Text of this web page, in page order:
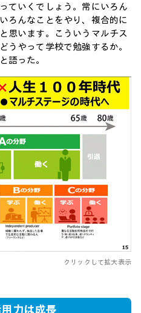
ていくでしょう。常にいろん
ろんなことをやり、複合的に
思います。こういうマルチス
うやって学校で勉強するか。
語った。
クリックして拡大表示
力は成長